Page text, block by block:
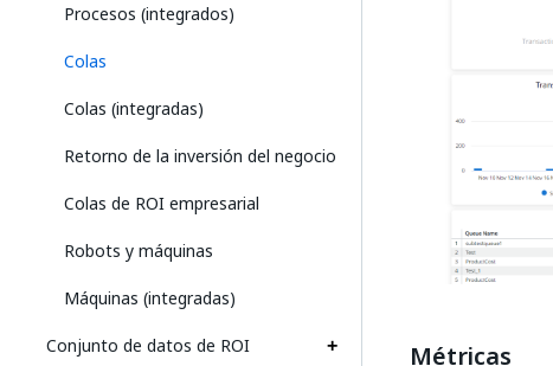
Procesos (integrados)
Colas
Colas (integradas)
Retorno de la inversión del negocio
Colas de ROI empresarial
Robots y máquinas
Máquinas (integradas)
Conjunto de datos de ROI
Métricas